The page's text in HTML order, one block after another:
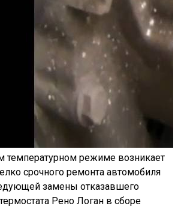
температурном режиме возникает
срочного ремонта автомобиля
замены отказавшего
Рено Логан в сборе